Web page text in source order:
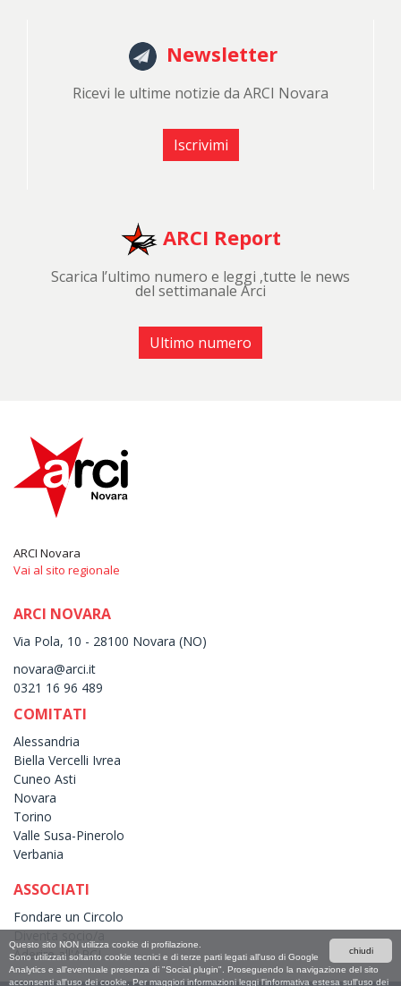
chiudi
Questo sito NON utilizza cookie di profilazione.
Sono utilizzati soltanto cookie tecnici e di terze parti legati all'uso di Google
Analytics e all'eventuale presenza di "Social plugin". Proseguendo la navigazione del sito
acconsenti all'uso dei cookie. Per maggiori informazioni leggi l'informativa estesa sull'uso dei
Newsletter
Ricevi le ultime notizie da ARCI Novara
Iscrivimi
ARCI Report
Scarica l’ultimo numero e leggi ,tutte le news
del settimanale Arci
Ultimo numero
ARCI Novara
Vai al sito regionale
ARCI NOVARA
Via Pola, 10 - 28100 Novara (NO)
novara@arci.it
0321 16 96 489
COMITATI
Alessandria
Biella Vercelli Ivrea
Cuneo Asti
Novara
Torino
Valle Susa-Pinerolo
Verbania
ASSOCIATI
Fondare un Circolo
Diventa socio/a
Aderire all'ARCI